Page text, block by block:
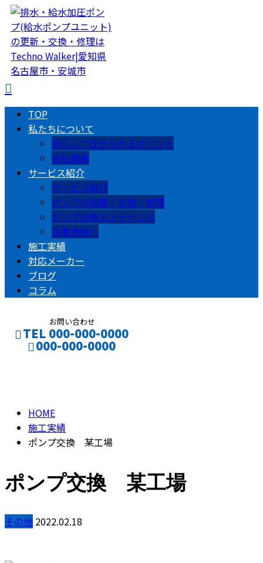
TOP
私たちについて
安心して任せられるポイント
会社概要
サービス紹介
サービス紹介
ポンプの設置・交換・修理
ポンプ点検メンテナンス
各業者様へ
施工実績
対応メーカー
ブログ
コラム
お問い合わせ
TEL 000-000-0000
000-000-0000
HOME
施工実績
ポンプ交換 某工場
ポンプ交換 某工場
その他 2022.02.18